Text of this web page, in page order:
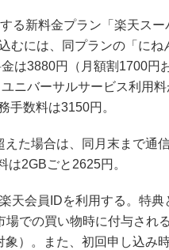
る新料金プラン「楽天スー
むには、同プランの「にね
は3880円（月額割1700円
ニバーサルサービス利用
手数料は3150円。
た場合は、同月末まで通
2GBごと2625円。
天会員IDを利用する。特典
での買い物時に付与され
）。また、初回申し込み